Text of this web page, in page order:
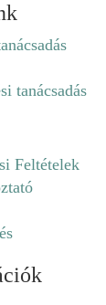
tanácsadás
Feltételek